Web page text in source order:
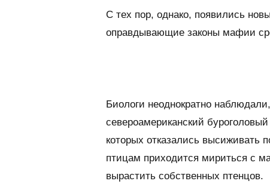
С тех пор, однако, появились
оправдывающие законы мафии
Биологи неоднократно
североамериканский
которых отказались
птицам приходится мириться с
вырастить собственных птенцов.